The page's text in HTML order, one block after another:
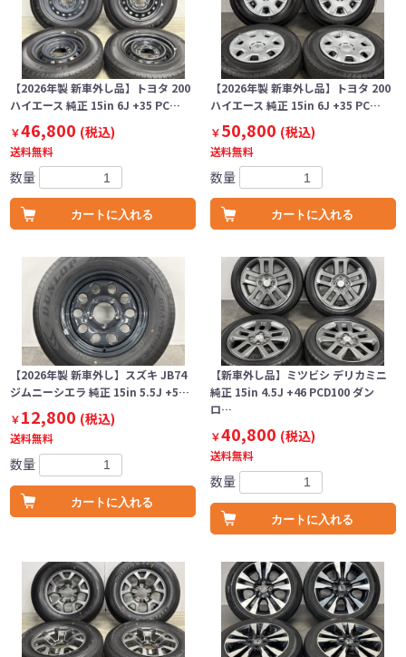
【2026年製 新車外し品】トヨタ 200
ハイエース 純正 15in 6J +35 PC…
￥46,800 (税込)
送料無料
数量
カートに入れる
【2026年製 新車外し品】トヨタ 200
ハイエース 純正 15in 6J +35 PC…
￥50,800 (税込)
送料無料
数量
カートに入れる
【2026年製 新車外し】スズキ JB74
ジムニーシエラ 純正 15in 5.5J +5…
￥12,800 (税込)
送料無料
数量
カートに入れる
【新車外し品】ミツビシ デリカミニ
純正 15in 4.5J +46 PCD100 ダン
ロ…
￥40,800 (税込)
送料無料
数量
カートに入れる